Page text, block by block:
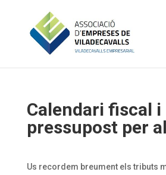
Calendari fiscal i
pressupost per
Us recordem breument els tributs